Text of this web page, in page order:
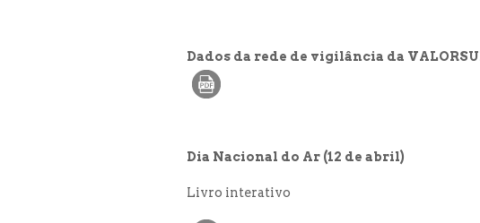
Dados da rede de vigilância da
Dia Nacional do Ar (12 de abril)
Livro interativo